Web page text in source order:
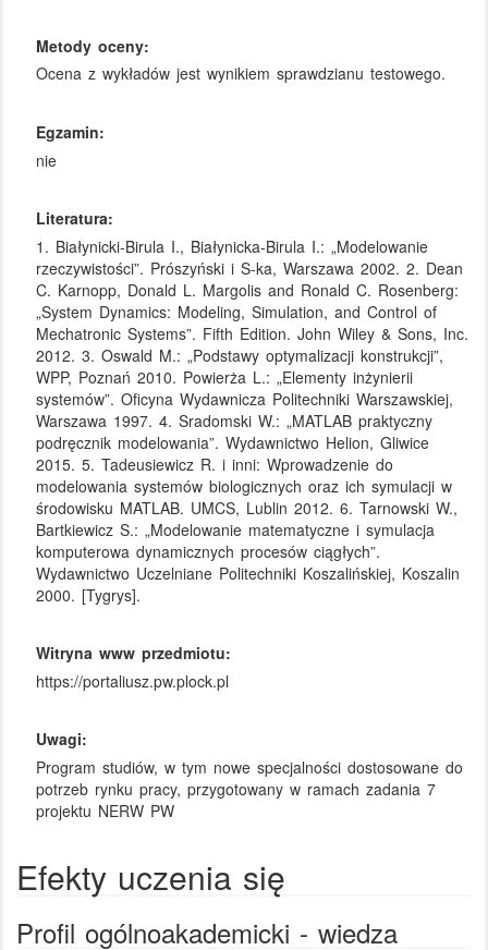
Metody oceny:
Ocena z wykładów jest wynikiem sprawdzianu testowego.
Egzamin:
nie
Literatura:
1. Białynicki-Birula I., Białynicka-Birula I.: „Modelowanie
rzeczywistości”. Prószyński i S-ka, Warszawa 2002. 2. Dean
C. Karnopp, Donald L. Margolis and Ronald C. Rosenberg:
„System Dynamics: Modeling, Simulation, and Control of
Mechatronic Systems”. Fifth Edition. John Wiley & Sons, Inc.
2012. 3. Oswald M.: „Podstawy optymalizacji konstrukcji”,
WPP, Poznań 2010. Powierża L.: „Elementy inżynierii
systemów”. Oficyna Wydawnicza Politechniki Warszawskiej,
Warszawa 1997. 4. Sradomski W.: „MATLAB praktyczny
podręcznik modelowania”. Wydawnictwo Helion, Gliwice
2015. 5. Tadeusiewicz R. i inni: Wprowadzenie do
modelowania systemów biologicznych oraz ich symulacji w
środowisku MATLAB. UMCS, Lublin 2012. 6. Tarnowski W.,
Bartkiewicz S.: „Modelowanie matematyczne i symulacja
komputerowa dynamicznych procesów ciągłych”.
Wydawnictwo Uczelniane Politechniki Koszalińskiej, Koszalin
2000. [Tygrys].
Witryna www przedmiotu:
https://portaliusz.pw.plock.pl
Uwagi:
Program studiów, w tym nowe specjalności dostosowane do
potrzeb rynku pracy, przygotowany w ramach zadania 7
projektu NERW PW
Efekty uczenia się
Profil ogólnoakademicki - wiedza